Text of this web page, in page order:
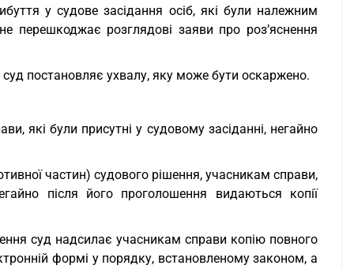
у судове засідання осіб, які були належним
перешкоджає розглядові заяви про роз’яснення
суд постановляє ухвалу, яку може бути оскаржено.
які були присутні у судовому засіданні, негайно
частин) судового рішення, учасникам справи,
після його проголошення видаються копії
суд надсилає учасникам справи копію повного
формі у порядку, встановленому законом, а